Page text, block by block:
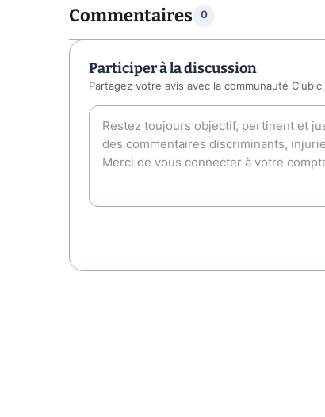
Commentaires 0
Participer à la discussion
Partagez votre avis avec la communauté Clubic.